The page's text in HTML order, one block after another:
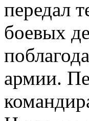
передал
боевых
армии.